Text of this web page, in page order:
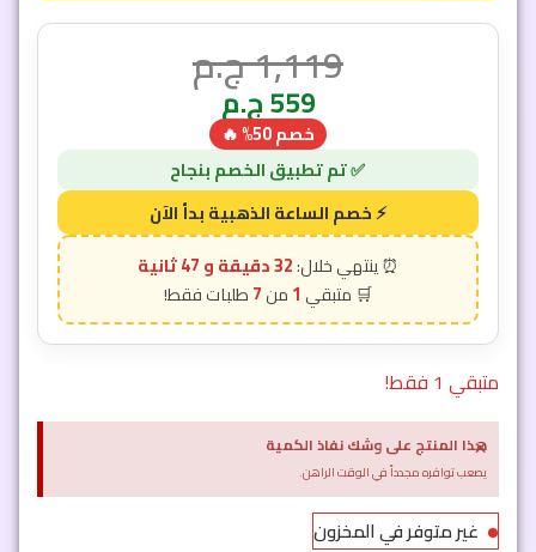
1,119ج.م
559ج.م
خصم 50% 🔥
32 دقيقة و 45 ثانية
1
7
متبقي 1 فقط!
هذا المنتج على وشك نفاذ الكمية
يصعب توافره مجدداً في الوقت الراهن.
×
غير متوفر في المخزون